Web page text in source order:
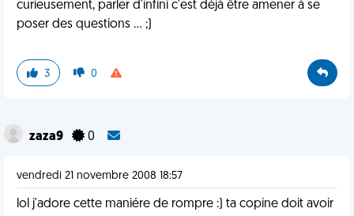
curieusement, parler d'infini c'est déjà être amener à se
poser des questions ... ;)
3 0
zaza9 0
vendredi 21 novembre 2008 18:57
lol j'adore cette maniére de rompre :) ta copine doit avoir